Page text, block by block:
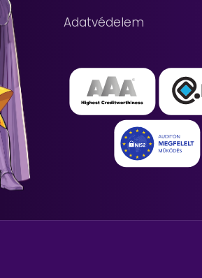
Adatvédelem